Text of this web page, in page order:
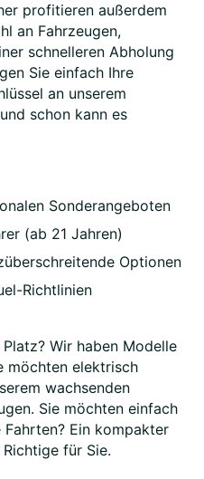
profitieren außerdem
an Fahrzeugen,
schnelleren Abholung
Sie einfach Ihre
an unserem
schon kann es
Sonderangeboten
(ab 21 Jahren)
Optionen
Richtlinien
Wir haben Modelle
möchten elektrisch
wachsenden
Sie möchten einfach
Ein kompakter
für Sie.